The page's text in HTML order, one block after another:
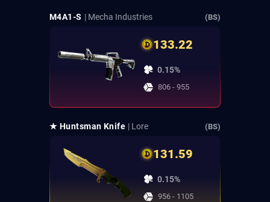
M4A1-S | Mecha Industries (BS)
133.22
0.15%
806 - 955
★ Huntsman Knife | Lore (BS)
131.59
0.15%
956 - 1105